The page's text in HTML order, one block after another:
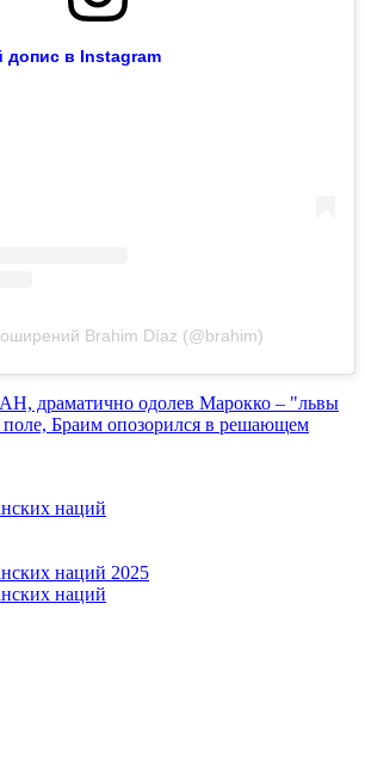
допис в Instagram
Brahim Díaz (@brahim)
драматично одолев Марокко – "львы
Браим опозорился в решающем
наций
наций 2025
наций